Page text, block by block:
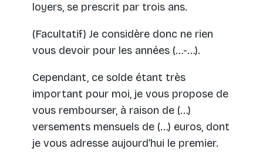
loyers, se prescrit par trois ans.
(Facultatif) Je considère donc ne rien
vous devoir pour les années (…-…).
Cependant, ce solde étant très
important pour moi, je vous propose de
vous rembourser, à raison de (…)
versements mensuels de (…) euros, dont
je vous adresse aujourd’hui le premier.